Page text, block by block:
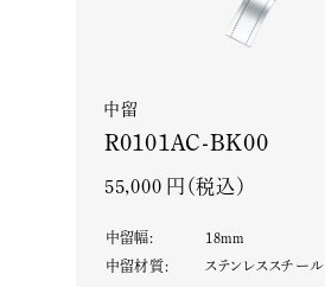
中留
R0101AC-BK00
55,000 円（税込）
中留幅: 18mm
中留材質: ステンレススチール